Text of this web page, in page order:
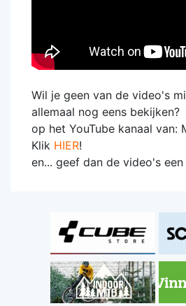
Wil je geen van de video's
allemaal nog eens
op het YouTube kanaal van:
Klik HIER!
en... geef dan de video's